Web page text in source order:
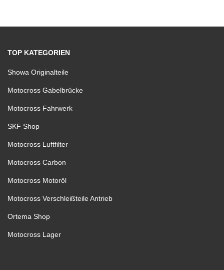
TOP KATEGORIEN
Showa Originalteile
Motocross Gabelbrücke
Motocross Fahrwerk
SKF Shop
Motocross Luftfilter
Motocross Carbon
Motocross Motoröl
Motocross Verschleißteile Antrieb
Ortema Shop
Motocross Lager